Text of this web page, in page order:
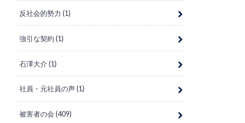
反社会的勢力(1)
強引な契約(1)
石澤大介(1)
社員・元社員の声(1)
被害者の会(409)